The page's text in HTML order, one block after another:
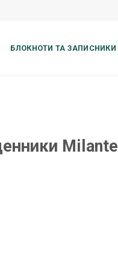
БЛОКНОТИ ТА ЗАПИСНИКИ
Milante